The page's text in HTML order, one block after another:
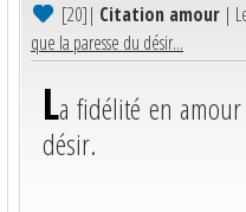
[20]| Citation amour |
que la paresse du désir...
La fidélité en
désir.